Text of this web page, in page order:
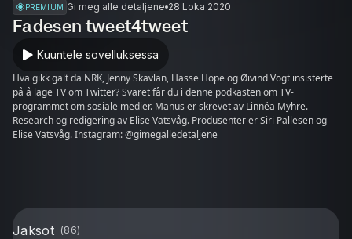
PREMIUM Gi meg alle detaljene 28 Loka 2020
Fadesen tweet4tweet
Kuuntele sovelluksessa
Hva gikk galt da NRK, Jenny Skavlan, Hasse Hope og Øivind Vogt insisterte
på å lage TV om Twitter? Svaret får du i denne podkasten om TV-
programmet om sosiale medier. Manus er skrevet av Linnéa Myhre.
Research og redigering av Elise Vatsvåg. Produsenter er Siri Pallesen og
Elise Vatsvåg. Instagram: @gimegalledetaljene
Jaksot (86)